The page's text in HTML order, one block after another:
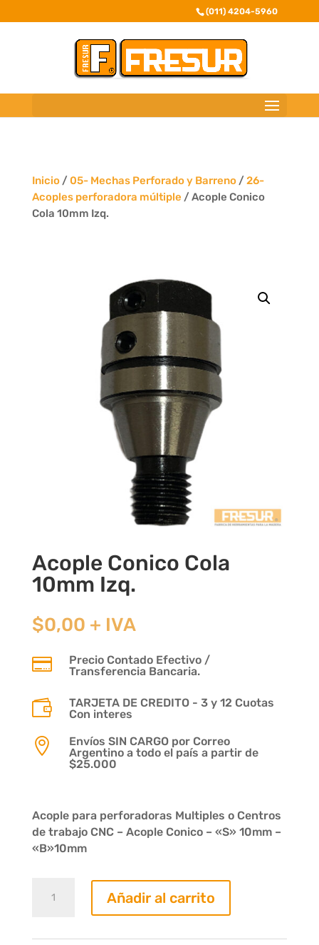
(011) 4204-5960
Inicio/ 05- Mechas Perforado y Barreno/ 26-
Acoples perforadora múltiple / Acople Conico
Cola 10mm Izq.
Acople Conico Cola
10mm Izq.
$0,00 + IVA

Precio Contado Efectivo /
Transferencia Bancaria.

TARJETA DE CREDITO - 3 y 12 Cuotas
Con interes

Envíos SIN CARGO por Correo
Argentino a todo el país a partir de
$25.000
Acople para perforadoras Multiples o Centros
de trabajo CNC – Acople Conico – «S» 10mm –
«B»10mm
Conico
Añadir al carrito